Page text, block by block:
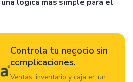
lógica más simple para el
Controla tu negocio sin
complicaciones.
Ventas, inventario y caja en un